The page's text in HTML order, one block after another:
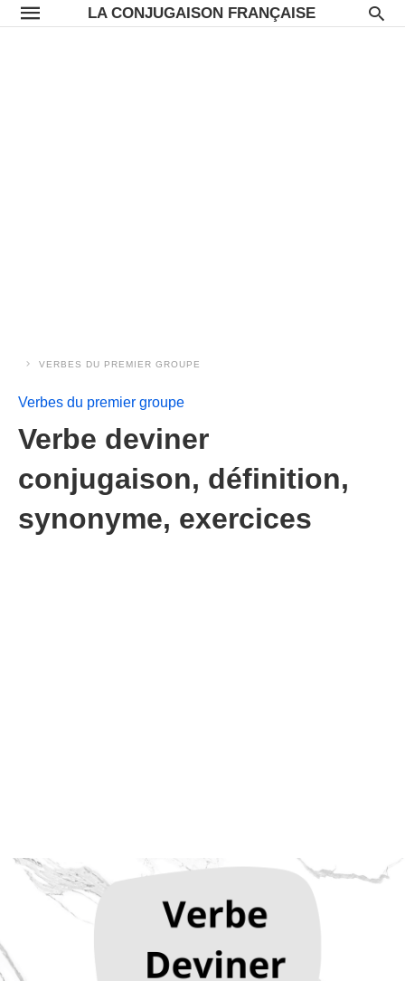
LA CONJUGAISON FRANÇAISE
VERBES DU PREMIER GROUPE
Verbes du premier groupe
Verbe deviner
conjugaison, définition,
synonyme, exercices